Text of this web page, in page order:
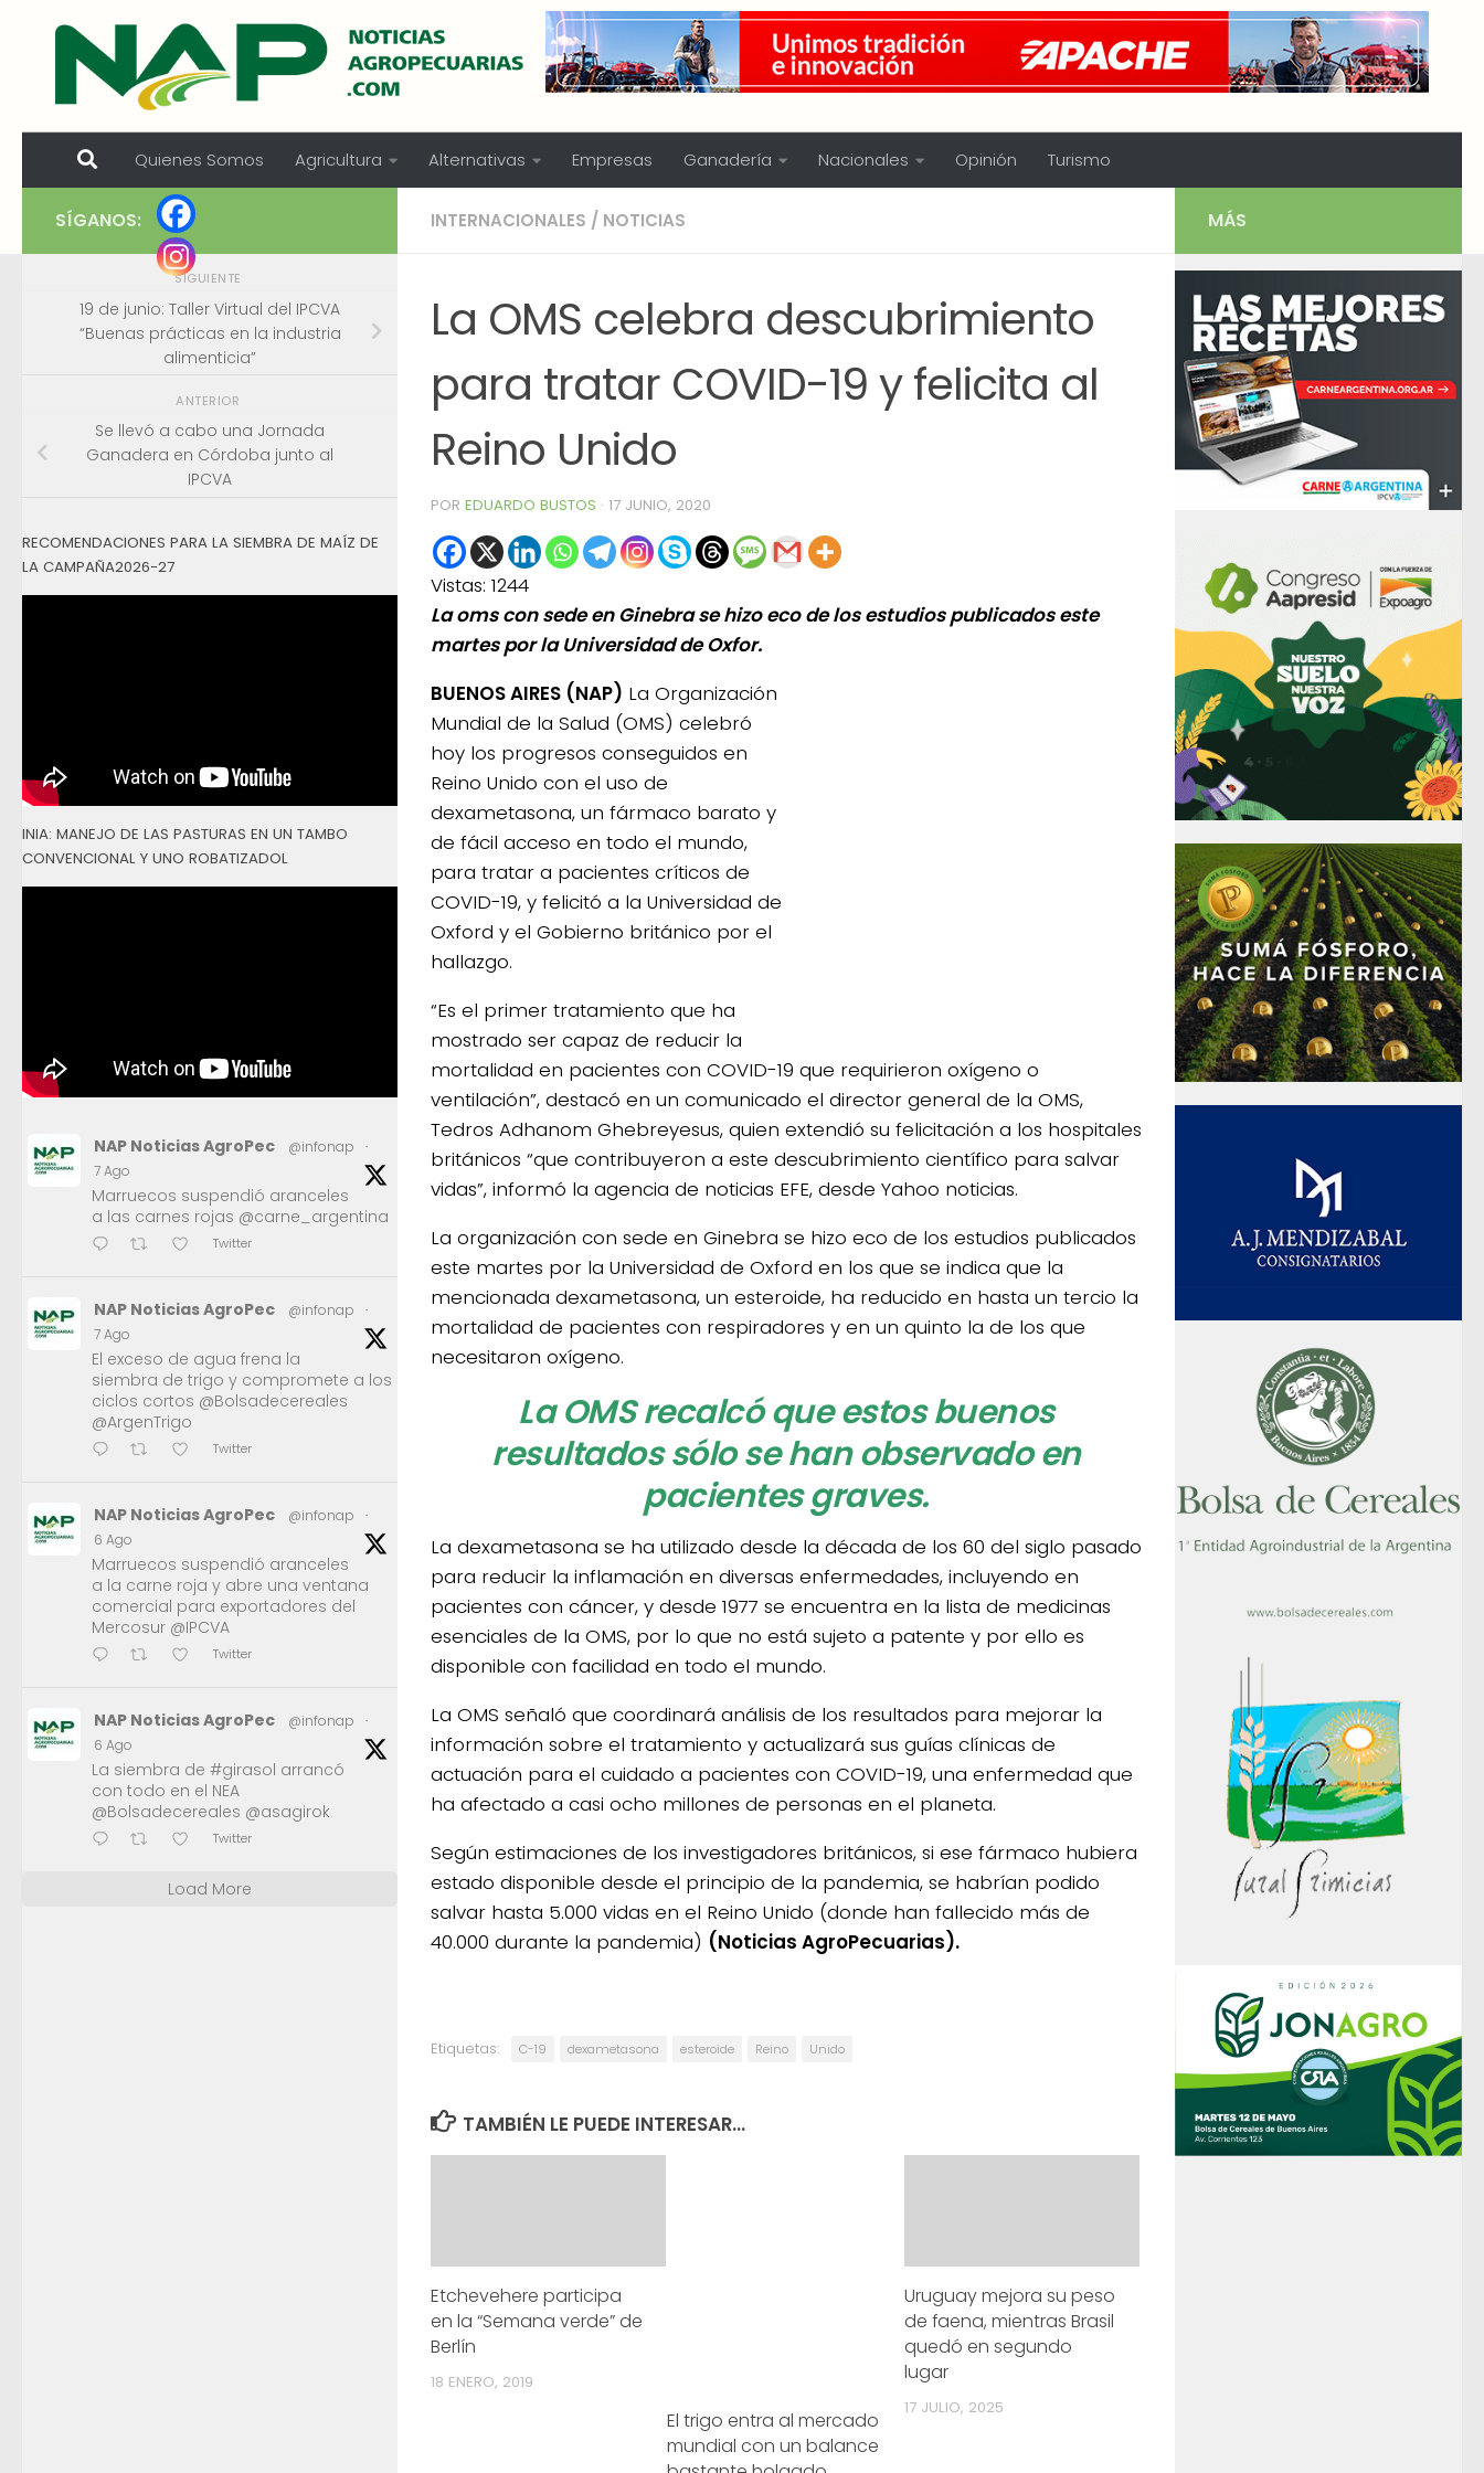
Skip to content
Quienes Somos Agricultura Alternativas Empresas Ganadería Nacionales Opinión Turismo
INTERNACIONALES / NOTICIAS
La OMS celebra descubrimiento
para tratar COVID-19 y felicita al
Reino Unido
POR EDUARDO BUSTOS · 17 JUNIO, 2020
Vistas: 1244
La oms con sede en Ginebra se hizo eco de los estudios publicados este
martes por la Universidad de Oxfor.
BUENOS AIRES (NAP) La Organización
Mundial de la Salud (OMS) celebró
hoy los progresos conseguidos en
Reino Unido con el uso de
dexametasona, un fármaco barato y
de fácil acceso en todo el mundo,
para tratar a pacientes críticos de
COVID-19, y felicitó a la Universidad de
Oxford y el Gobierno británico por el
hallazgo.
“Es el primer tratamiento que ha
mostrado ser capaz de reducir la
mortalidad en pacientes con COVID-19 que requirieron oxígeno o
ventilación”, destacó en un comunicado el director general de la OMS,
Tedros Adhanom Ghebreyesus, quien extendió su felicitación a los hospitales
británicos “que contribuyeron a este descubrimiento científico para salvar
vidas”, informó la agencia de noticias EFE, desde Yahoo noticias.
La organización con sede en Ginebra se hizo eco de los estudios publicados
este martes por la Universidad de Oxford en los que se indica que la
mencionada dexametasona, un esteroide, ha reducido en hasta un tercio la
mortalidad de pacientes con respiradores y en un quinto la de los que
necesitaron oxígeno.
La OMS recalcó que estos buenos
resultados sólo se han observado en
pacientes graves.
La dexametasona se ha utilizado desde la década de los 60 del siglo pasado
para reducir la inflamación en diversas enfermedades, incluyendo en
pacientes con cáncer, y desde 1977 se encuentra en la lista de medicinas
esenciales de la OMS, por lo que no está sujeto a patente y por ello es
disponible con facilidad en todo el mundo.
La OMS señaló que coordinará análisis de los resultados para mejorar la
información sobre el tratamiento y actualizará sus guías clínicas de
actuación para el cuidado a pacientes con COVID-19, una enfermedad que
ha afectado a casi ocho millones de personas en el planeta.
Según estimaciones de los investigadores británicos, si ese fármaco hubiera
estado disponible desde el principio de la pandemia, se habrían podido
salvar hasta 5.000 vidas en el Reino Unido (donde han fallecido más de
40.000 durante la pandemia) (Noticias AgroPecuarias).
Etiquetas: C-19 dexametasona esteroide Reino Unido
TAMBIÉN LE PUEDE INTERESAR...
Etchevehere participa
en la “Semana verde” de
Berlín
18 ENERO, 2019
El trigo entra al mercado
mundial con un balance
Uruguay mejora su peso
de faena, mientras Brasil
quedó en segundo
lugar
17 JULIO, 2025
SÍGANOS:
SIGUIENTE
19 de junio: Taller Virtual del IPCVA
“Buenas prácticas en la industria
alimenticia”
ANTERIOR
Se llevó a cabo una Jornada
Ganadera en Córdoba junto al
IPCVA
RECOMENDACIONES PARA LA SIEMBRA DE MAÍZ DE
LA CAMPAÑA2026-27
INIA: MANEJO DE LAS PASTURAS EN UN TAMBO
CONVENCIONAL Y UNO ROBATIZADOL
NAP Noticias AgroPec @infonap
·
7 Ago
Marruecos suspendió aranceles
a las carnes rojas @carne_argentina
Twitter
NAP Noticias AgroPec @infonap
·
7 Ago
El exceso de agua frena la
siembra de trigo y compromete a los
ciclos cortos @Bolsadecereales
@ArgenTrigo
Twitter
NAP Noticias AgroPec @infonap
·
6 Ago
Marruecos suspendió aranceles
a la carne roja y abre una ventana
comercial para exportadores del
Mercosur @IPCVA
Twitter
NAP Noticias AgroPec @infonap
·
6 Ago
La siembra de #girasol arrancó
con todo en el NEA
@Bolsadecereales @asagirok
Twitter
Load More
MÁS